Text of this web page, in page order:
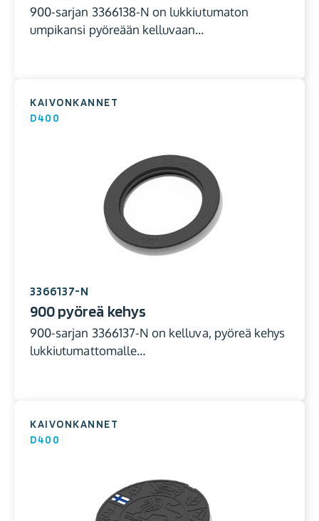
900-sarjan 3366138-N on lukkiutumaton
umpikansi pyöreään kelluvaan…
KAIVONKANNET
D400
3366137-N
900 pyöreä kehys
900-sarjan 3366137-N on kelluva, pyöreä kehys
lukkiutumattomalle…
KAIVONKANNET
D400